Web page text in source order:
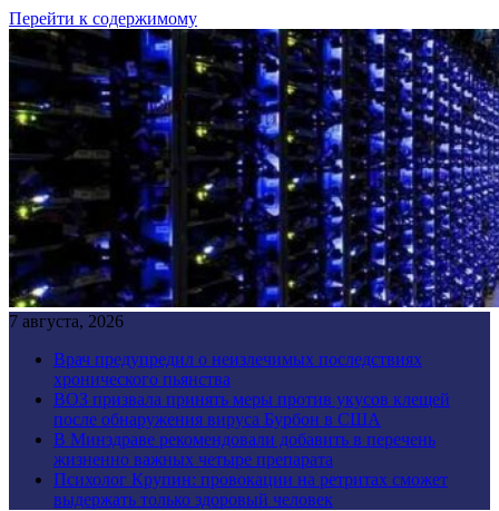
Перейти к содержимому
7 августа, 2026
Врач предупредил о неизлечимых последствиях
хронического пьянства
ВОЗ призвала принять меры против укусов клещей
после обнаружения вируса Бурбон в США
В Минздраве рекомендовали добавить в перечень
жизненно важных четыре препарата
Психолог Крупин: провокации на ретритах сможет
выдержать только здоровый человек